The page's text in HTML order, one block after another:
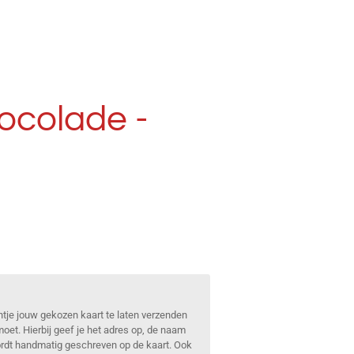
-
jouw gekozen kaart te laten verzenden
Hierbij geef je het adres op, de naam
handmatig geschreven op de kaart. Ook